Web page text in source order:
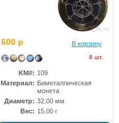
600 р В корзину
8 шт.
KM#: 109
Материал: Биметаллическая
монета
Диаметр: 32.00 мм
Вес: 15.00 г